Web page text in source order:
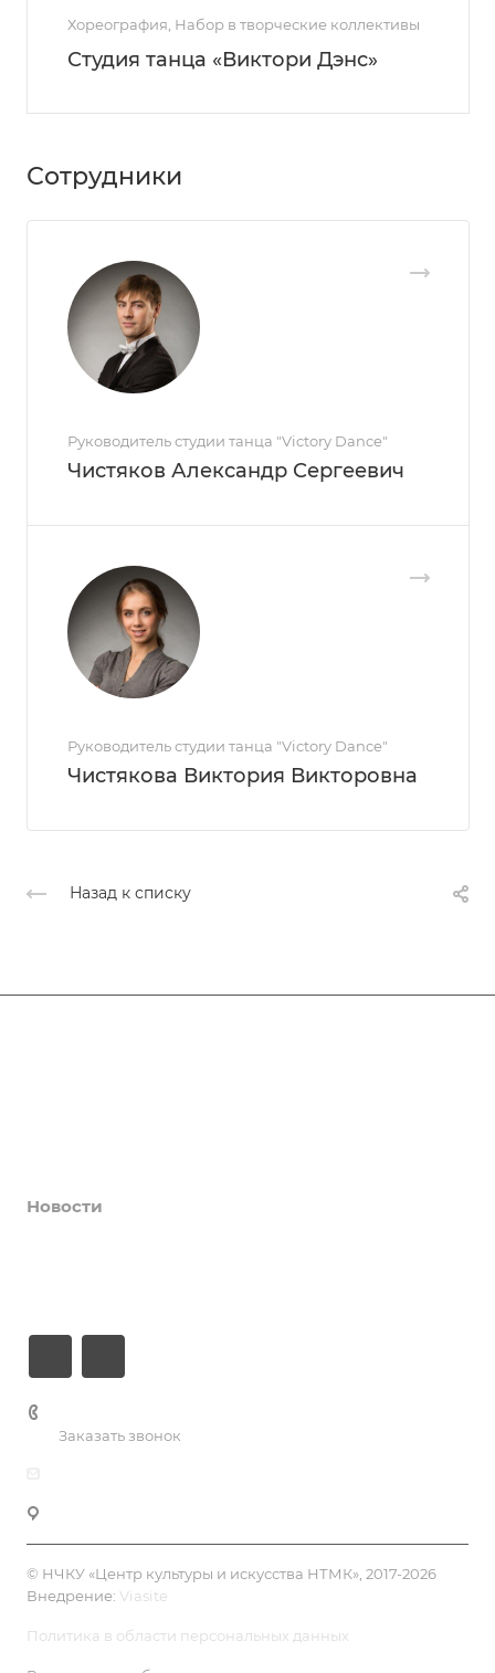
Хореография, Набор в творческие коллективы
Студия танца «Виктори Дэнс»
Сотрудники
Руководитель студии танца "Victory Dance"
Чистяков Александр Сергеевич
Руководитель студии танца "Victory Dance"
Чистякова Виктория Викторовна
Назад к списку
Новости
Заказать звонок
© НЧКУ «Центр культуры и искусства НТМК», 2017-2026
Внедрение: Viasite
Политика в области персональных данных